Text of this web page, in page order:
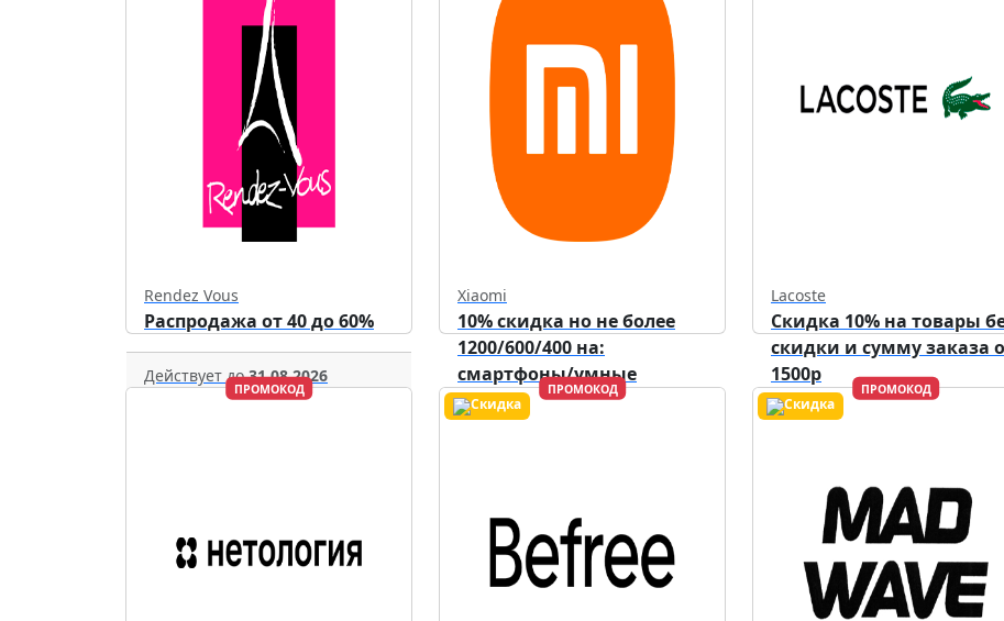
Rendez Vous
Распродажа от 40 до 60%
Действует до31.08.2026
Xiaomi
10% скидка но не более
1200/600/400 на:
смартфоны/умные
устройства/аксессуары.
Lacoste
Скидка 10% на товары
скидки и сумму заказа
1500р
ПРОМОКОД ПРОМОКОД ПРОМОКОД